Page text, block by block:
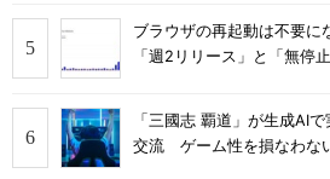
ブラウザの再起動は不要
「週2リリース」と「無停
「三國志 覇道」が生成AI
交流 ゲーム性を損なわな